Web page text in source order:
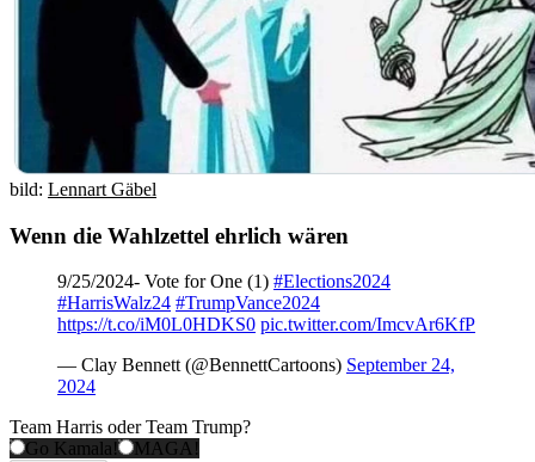
bild: Lennart Gäbel
Wenn die Wahlzettel ehrlich wären
9/25/2024- Vote for One (1) #Elections2024
#HarrisWalz24 #TrumpVance2024
https://t.co/iM0L0HDKS0 pic.twitter.com/ImcvAr6KfP
— Clay Bennett (@BennettCartoons) September 24,
2024
Team Harris oder Team Trump?
Go Kamala!
MAGA!